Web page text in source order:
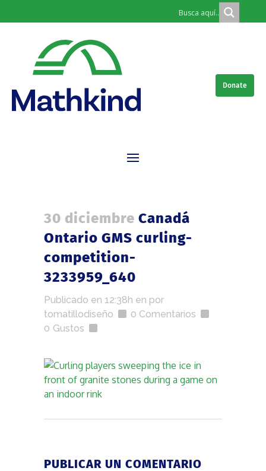
Donate
30 diciembre Canadá
Ontario GMS curling-
competition-
3233959_640
Publicado en 12:38h en por
tomatillodiseño
0 Comentarios
0 Gustos
PUBLICAR UN COMENTARIO